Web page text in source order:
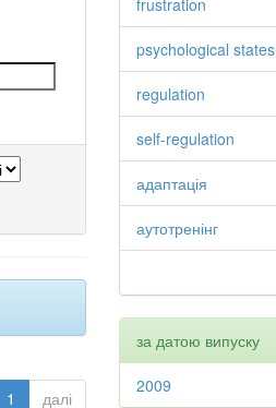
1 далі
frustration
psychological states
regulation
self-regulation
адаптація
аутотренінг
за датою випуску
2009